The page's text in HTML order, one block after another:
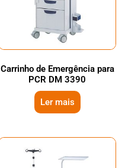
Carrinho de Emergência para
PCR DM 3390
Ler mais